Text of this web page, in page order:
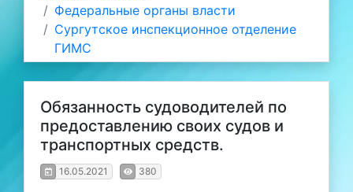
Федеральные органы власти
Сургутское инспекционное отделение
ГИМС
Обязанность судоводителей по
предоставлению своих судов и
транспортных средств.
16.05.2021 380